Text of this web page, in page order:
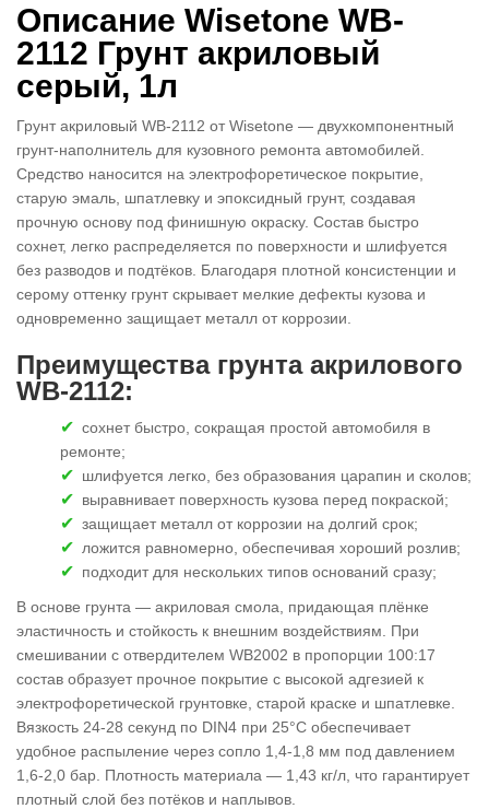
Описание Wisetone WB-
2112 Грунт акриловый
серый, 1л
Грунт акриловый WB-2112 от Wisetone — двухкомпонентный
грунт-наполнитель для кузовного ремонта автомобилей.
Средство наносится на электрофоретическое покрытие,
старую эмаль, шпатлевку и эпоксидный грунт, создавая
прочную основу под финишную окраску. Состав быстро
сохнет, легко распределяется по поверхности и шлифуется
без разводов и подтёков. Благодаря плотной консистенции и
серому оттенку грунт скрывает мелкие дефекты кузова и
одновременно защищает металл от коррозии.
Преимущества грунта акрилового
WB-2112:
сохнет быстро, сокращая простой автомобиля в
ремонте;
шлифуется легко, без образования царапин и сколов;
выравнивает поверхность кузова перед покраской;
защищает металл от коррозии на долгий срок;
ложится равномерно, обеспечивая хороший розлив;
подходит для нескольких типов оснований сразу;
В основе грунта — акриловая смола, придающая плёнке
эластичность и стойкость к внешним воздействиям. При
смешивании с отвердителем WB2002 в пропорции 100:17
состав образует прочное покрытие с высокой адгезией к
электрофоретической грунтовке, старой краске и шпатлевке.
Вязкость 24-28 секунд по DIN4 при 25°C обеспечивает
удобное распыление через сопло 1,4-1,8 мм под давлением
1,6-2,0 бар. Плотность материала — 1,43 кг/л, что гарантирует
плотный слой без потёков и наплывов.